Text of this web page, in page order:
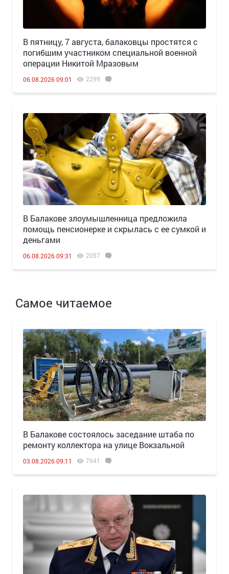
В пятницу, 7 августа, балаковцы простятся с
погибшим участником специальной военной
операции Никитой Мразовым
06.08.2026 09:01 2299
В Балакове злоумышленница предложила
помощь пенсионерке и скрылась с ее сумкой и
деньгами
06.08.2026 09:31 2057
Самое читаемое
В Балакове состоялось заседание штаба по
ремонту коллектора на улице Вокзальной
03.08.2026 09:11 7641